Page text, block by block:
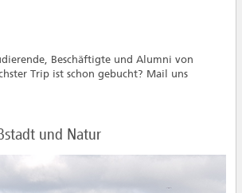
Beschäftigte und Alumni von
Trip ist schon gebucht? Mail uns
und Natur